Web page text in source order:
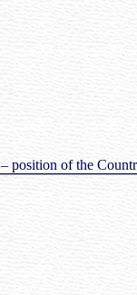
position of the